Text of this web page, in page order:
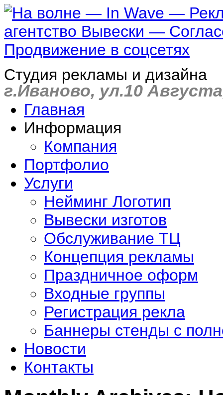
Студия рекламы и дизайна
г.Иваново, ул.10
Главная
Информация
Компания
Портфолио
Услуги
Нейминг Логотип
Вывески изготов
Обслуживание ТЦ
Концепция рекламы
Праздничное оформ
Входные группы
Регистрация рекла
Баннеры стенды с
Новости
Контакты